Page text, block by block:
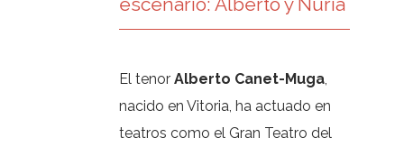
El tenor Alberto Canet-Muga,
nacido en Vitoria, ha actuado en
teatros como el Gran Teatro del